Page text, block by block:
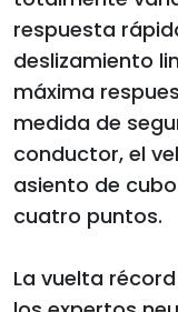
respuesta
deslizamiento
máxima
medida de
conductor, el
asiento de
cuatro puntos.
La vuelta